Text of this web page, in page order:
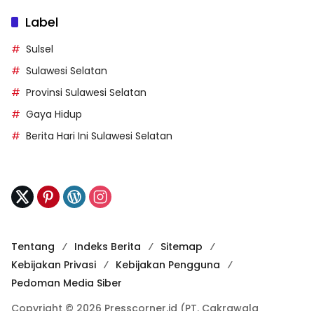
Label
Sulsel
Sulawesi Selatan
Provinsi Sulawesi Selatan
Gaya Hidup
Berita Hari Ini Sulawesi Selatan
Tentang Indeks Berita
Sitemap
Kebijakan Privasi
Kebijakan Pengguna
Pedoman Media Siber